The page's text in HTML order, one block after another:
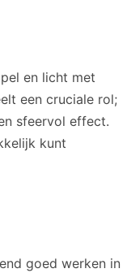
en licht met
een cruciale rol;
sfeervol effect.
kunt
goed werken in